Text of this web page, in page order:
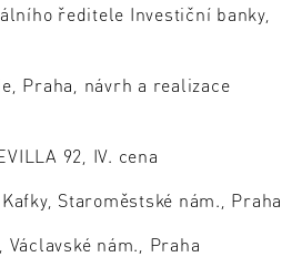
ředitele Investiční banky,
Praha, návrh a realizace
92, IV. cena
Staroměstské nám., Praha
Václavské nám., Praha